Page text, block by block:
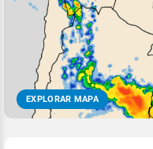
EXPLORAR MAPA